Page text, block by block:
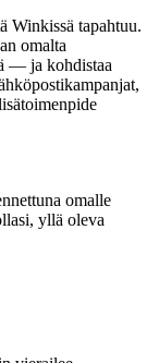
Winkissä tapahtuu.
omalta
— ja kohdistaa
omalle
yllä oleva